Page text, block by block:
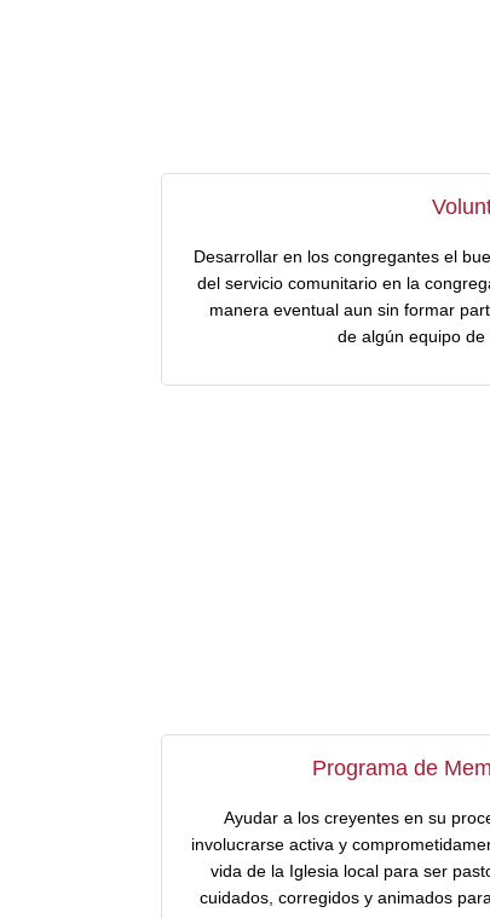
Desarrollar en los congregantes el
del servicio comunitario en la
manera eventual aun sin formar
de algún equipo de
Programa de
Ayudar a los creyentes en su
involucrarse activa y
vida de la Iglesia local para ser
cuidados, corregidos y animados